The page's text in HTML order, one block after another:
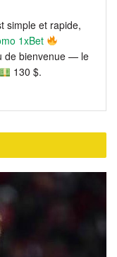
simple et rapide,
1xBet
de bienvenue — le
130 $.